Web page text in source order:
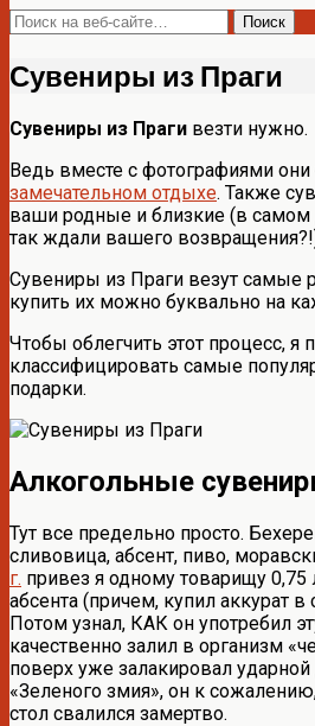
Сувениры из Праги
Сувениры из Праги везти нужно.
Ведь вместе с фотографиями они
замечательном отдыхе. Также
ваши родные и близкие (в самом
так ждали вашего
Сувениры из Праги везут самые
купить их можно буквально на
Чтобы облегчить этот процесс, я
классифицировать самые
подарки.
Алкогольные
Тут все предельно просто.
сливовица, абсент, пиво,
г. привез я одному товарищу 0,75
абсента (причем, купил аккурат в
Потом узнал, КАК он употребил
качественно залил в организм
поверх уже залакировал ударной
«Зеленого змия», он к
стол свалился замертво.